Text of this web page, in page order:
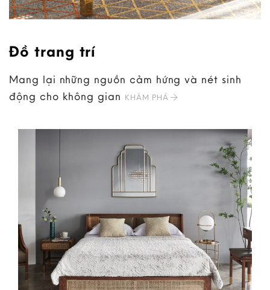
Đồ trang trí
Mang lại những nguồn cảm hứng và nét sinh
động cho không gian KHÁM PHÁ